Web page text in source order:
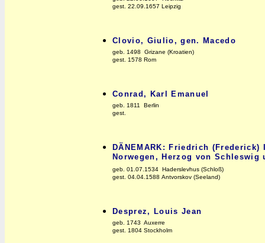
gest. 22.09.1657 Leipzig
Clovio, Giulio, gen. Macedo
geb. 1498 Grizane (Kroatien)
gest. 1578 Rom
Conrad, Karl Emanuel
geb. 1811 Berlin
gest.
DÄNEMARK: Friedrich
Norwegen, Herzog von Schleswig
geb. 01.07.1534 Haderslevhus (Schloß)
gest. 04.04.1588 Antvorskov (Seeland)
Desprez, Louis Jean
geb. 1743 Auxerre
gest. 1804 Stockholm